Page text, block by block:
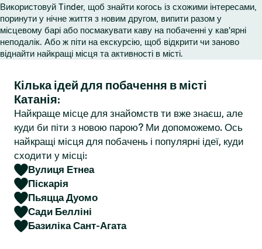
а
T
i
n
r
Використовуй Tinder, щоб знайти когось із схожими інтересами,
поринути у нічне життя з новим другом, випити разом у
місцевому барі або посмакувати каву на побаченні у кав'ярні
неподалік. Або ж піти на екскурсію, щоб відкрити чи заново
віднайти найкращі місця та активності в місті.
Кілька ідей для побачення в місті
Катанія:
Найкраще місце для знайомств ти вже знаєш, але
куди би піти з новою парою? Ми допоможемо. Ось
найкращі місця для побачень і популярні ідеї, куди
сходити у місці:
Вулиця Етнеа
Піскарія
Пьяцца Дуомо
Сади Белліні
Базиліка Сант-Агата